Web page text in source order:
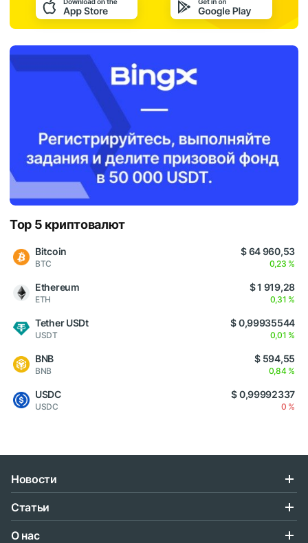
Top 5 криптовалют
Bitcoin
BTC
$ 64 960,53
0,23 %
Ethereum
ETH
$ 1 919,28
0,31 %
Tether USDt
USDT
$ 0,99935544
0,01 %
BNB
BNB
$ 594,55
0,84 %
USDC
USDC
$ 0,99992337
0 %
Новости
Статьи
О нас